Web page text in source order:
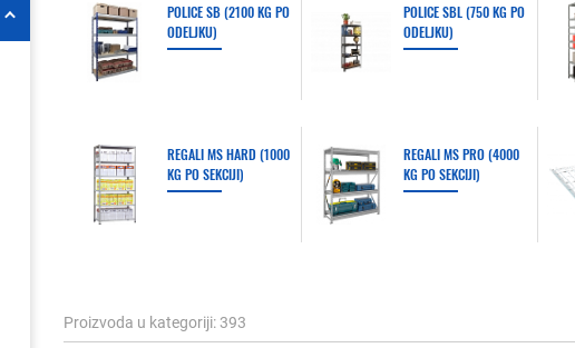
POLICE SB (2100 KG PO
ODELJKU)
POLICE SBL (750 KG PO
ODELJKU)
REGALI MS HARD (1000
KG PO SEKCIJI)
REGALI MS PRO (4000
KG PO SEKCIJI)
Proizvoda u kategoriji: 393